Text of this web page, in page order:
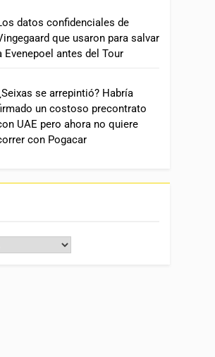
datos confidenciales de
que usaron para salvar
Evenepoel antes del Tour
se arrepintió? Habría
un costoso precontrato
UAE pero ahora no quiere
con Pogacar